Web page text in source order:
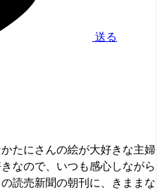
送る
たにさんの絵が大好きな主婦
なので、いつも感心しながら
読売新聞の朝刊に、きままな